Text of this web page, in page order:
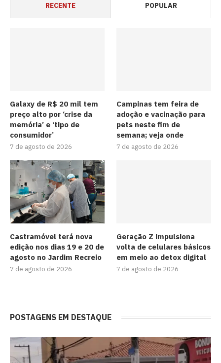
RECENTE POPULAR
Galaxy de R$ 20 mil tem
preço alto por ‘crise da
memória’ e ‘tipo de
consumidor’
7 de agosto de 2026
Campinas tem feira de
adoção e vacinação para
pets neste fim de
semana; veja onde
7 de agosto de 2026
Castramóvel terá nova
edição nos dias 19 e 20 de
agosto no Jardim Recreio
7 de agosto de 2026
Geração Z impulsiona
volta de celulares básicos
em meio ao detox digital
7 de agosto de 2026
POSTAGENS EM DESTAQUE